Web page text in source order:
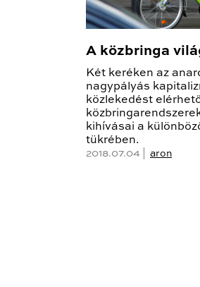
A közbringa
Két keréken az
nagypályás
közlekedést
kihívásai a
tükrében.
2018.07.04 | aron